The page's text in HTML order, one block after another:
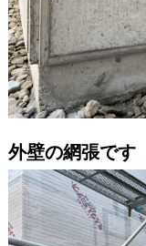
外壁の網張です